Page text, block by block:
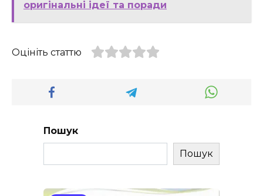
оригінальні ідеї та поради
Оцініть статтю
Пошук
Пошук